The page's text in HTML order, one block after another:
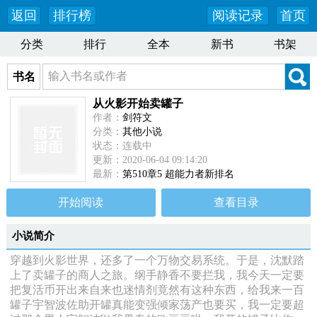
返回 排行榜 首页
阅读记录
分类 排行 全本 新书 书架
书名
从火影开始卖罐子
作者： 剑符文
分类： 其他小说
状态：连载中
更新：2020-06-04 09:14:20
最新： 第510章5 超能力者新排名
开始阅读 查看目录
小说简介
穿越到火影世界，还多了一个万物交易系统。于是，沈默踏
上了卖罐子的商人之旅。纲手静香不要拦我，我今天一定要
把复活币开出来自来也迷情剂竟然有这种东西，给我来一百
罐子宇智波佐助开罐真能变强倾家荡产也要买，我一定要超